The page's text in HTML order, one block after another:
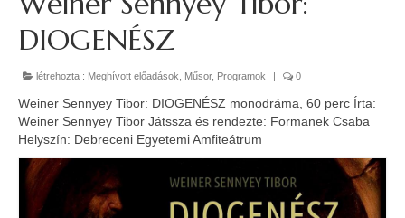
Színláz Társulat
Confuse-A-Cat Ltd.
Vígkarma
Idegen nyelvű színjátszás
Fesztiválok
DIOGENÉSZ
létrehozta : Meghívott előadások Műsor, Programok 0
Weiner Sennyey Tibor: DIOGENÉSZ monodráma, 60 perc Írta:
Weiner Sennyey Tibor Játssza és rendezte: Formanek Csaba
Helyszín: Debreceni Egyetemi Amfiteátrum